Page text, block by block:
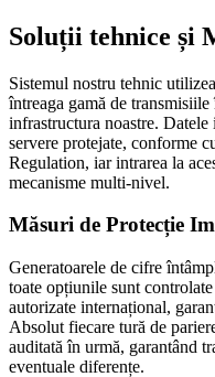
Soluții tehnice și
Sistemul nostru tehnic
întreaga gamă de
infrastructura noastre.
servere protejate, conforme
Regulation, iar intrarea la
mecanisme multi-nivel.
Măsuri de Protecție
Generatoarele de cifre
toate opțiunile sunt
autorizate internațional,
Absolut fiecare tură de
auditată în urmă, garantând
eventuale diferențe.